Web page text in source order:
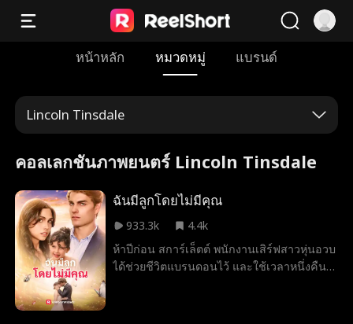
หน้าหลัก หมวดหมู่ แบรนด์
Lincoln Tinsdale
คอลเลกชันภาพยนตร์ Lincoln Tinsdale
ฉันมีลูกโดยไม่มีคุณ
933.3k
4.4k
ห้าปีก่อน สการ์เล็ตต์ พนักงานเสิร์ฟสาวหุ่นอวบ
ได้ช่วยชีวิตแบรนดอนไว้ และใช้เวลาหนึ่งคืน